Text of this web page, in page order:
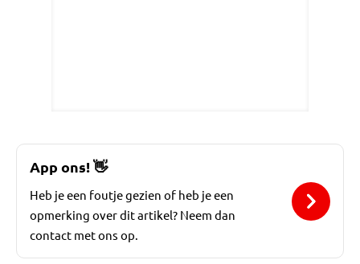
App ons!👋
Heb je een foutje gezien of heb je een
opmerking over dit artikel? Neem dan
contact met ons op.